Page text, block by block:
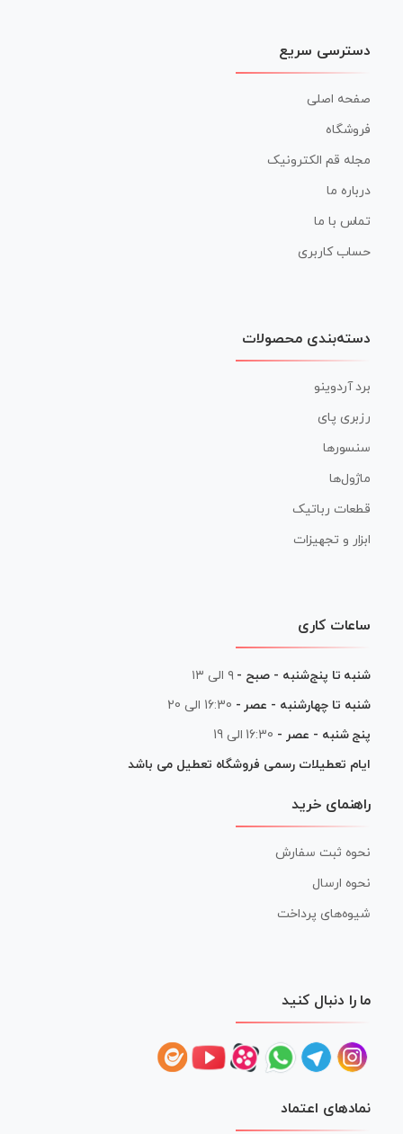
دسترسی سریع
صفحه اصلی
فروشگاه
مجله قم الکترونیک
درباره ما
تماس با ما
حساب کاربری
دسته‌بندی محصولات
برد آردوینو
رزبری پای
سنسورها
ماژول‌ها
قطعات رباتیک
ابزار و تجهیزات
ساعات کاری
شنبه تا پنج‌شنبه - صبح - ۹ الی ۱۳
شنبه تا چهارشنبه - عصر - 16:30 الی 20
پنج شنبه - عصر - 16:30 الی 19
ایام تعطیلات رسمی فروشگاه تعطیل می باشد
راهنمای خرید
نحوه ثبت سفارش
نحوه ارسال
شیوه‌های پرداخت
ما را دنبال کنید
نمادهای اعتماد